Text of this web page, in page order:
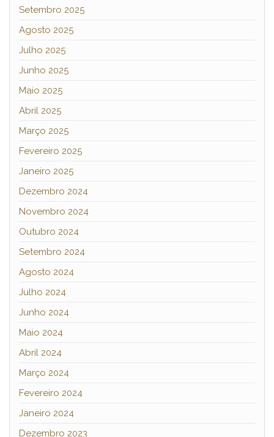
Setembro 2025
Agosto 2025
Julho 2025
Junho 2025
Maio 2025
Abril 2025
Março 2025
Fevereiro 2025
Janeiro 2025
Dezembro 2024
Novembro 2024
Outubro 2024
Setembro 2024
Agosto 2024
Julho 2024
Junho 2024
Maio 2024
Abril 2024
Março 2024
Fevereiro 2024
Janeiro 2024
Dezembro 2023